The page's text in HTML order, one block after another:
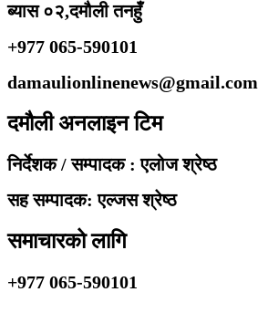
ब्यास ०२,दमौली तनहुँ
+977 065-590101
damaulionlinenews@gmail.com
दमौली अनलाइन टिम
निर्देशक / सम्पादक : एलोज श्रेष्ठ
सह सम्पादक: एल्जस श्रेष्ठ
समाचारको लागि
+977 065-590101